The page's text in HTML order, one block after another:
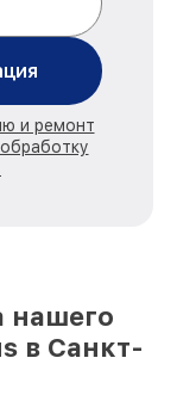
и ремонт
нашего
в Санкт-